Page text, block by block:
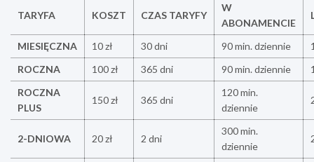
TARYFA KOSZT CZAS TARYFY
W
ABONAMENCIE
MIESIĘCZNA 10 zł 30 dni 90 min. dziennie
ROCZNA
100 zł 365 dni 90 min. dziennie
ROCZNA
PLUS
150 zł 365 dni
120 min.
dziennie
2-DNIOWA 20 zł 2 dni
300 min.
dziennie